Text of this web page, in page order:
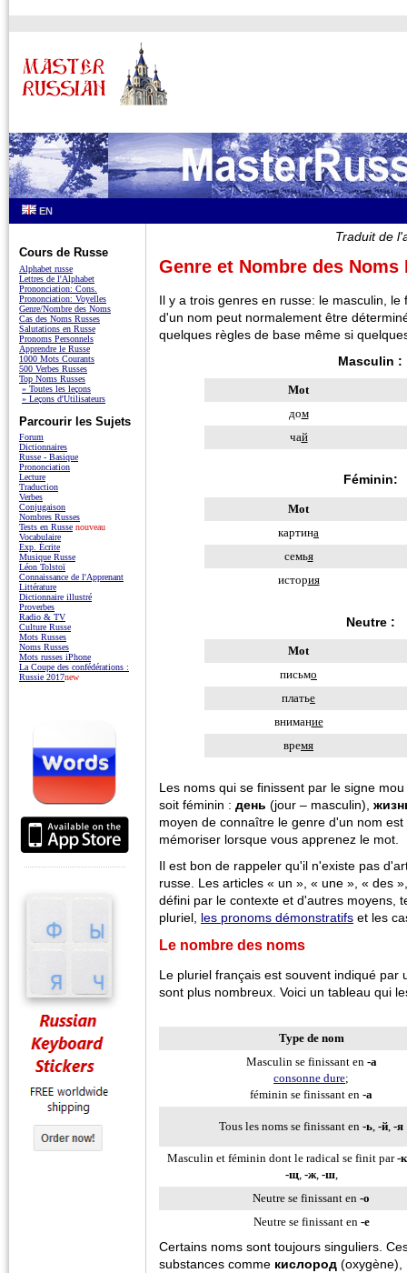
EN
Traduit de
Genre et Nombre des Noms
Il y a trois genres en russe: le masculin,
d'un nom peut normalement être
quelques règles de base même si
Masculin :
Mot
дом
чай
Féminin:
Mot
картина
семья
история
Neutre :
Mot
письмo
платьe
внимание
время
Les noms qui se finissent par le signe mou
soit féminin : день (jour – masculin),
moyen de connaître le genre d'un nom
mémoriser lorsque vous apprenez le mot.
Il est bon de rappeler qu'il n'existe pas
russe. Les articles « un », « une », « des
défini par le contexte et d'autres moyens,
pluriel, les pronoms démonstratifs et les
Le nombre des noms
Le pluriel français est souvent indiqué par
sont plus nombreux. Voici un tableau qui
Type de nom
Masculin se finissant en -a
consonne dure;
féminin se finissant en -a
Tous les noms se finissant en -ь, -й, -я
Masculin et féminin dont le radical se finit par-к
-щ, -ж, -ш,
Neutre se finissant en -o
Neutre se finissant en -e
Certains noms sont toujours singuliers.
substances comme кислород (oxygène),
Cours de Russe
Alphabet russe
Lettres de l'Alphabet
Prononciation: Cons.
Prononciation: Voyelles
Genre/Nombre des Noms
Cas des Noms Russes
Salutations en Russe
Pronoms Personnels
Apprendre le Russe
1000 Mots Courants
500 Verbes Russes
Top Noms Russes
» Toutes les leçons
» Leçons d'Utilisateurs
Parcourir les Sujets
Forum
Dictionnaires
Russe - Basique
Prononciation
Lecture
Traduction
Verbes
Conjugaison
Nombres Russes
Tests en Russe nouveau
Vocabulaire
Exp. Écrite
Musique Russe
Léon Tolstoï
Connaissance de l'Apprenant
Littérature
Dictionnaire illustré
Proverbes
Radio & TV
Culture Russe
Mots Russes
Noms Russes
Mots russes iPhone
La Coupe des confédérations :
Russie 2017new